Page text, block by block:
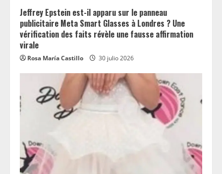
Jeffrey Epstein est-il apparu sur le panneau
publicitaire Meta Smart Glasses à Londres ? Une
vérification des faits révèle une fausse affirmation
virale
Rosa María Castillo 30 julio 2026